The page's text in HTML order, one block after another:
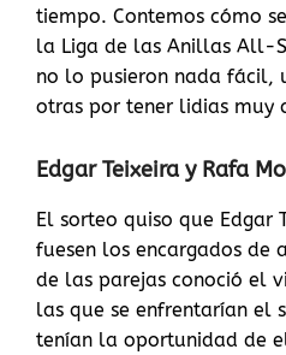
tiempo. Contemos cómo
la Liga de las Anillas All-
no lo pusieron nada fácil,
otras por tener lidias muy
Edgar Teixeira y Rafa
El sorteo quiso que Edgar
fuesen los encargados de
de las parejas conoció el
las que se enfrentarían el
tenían la oportunidad de